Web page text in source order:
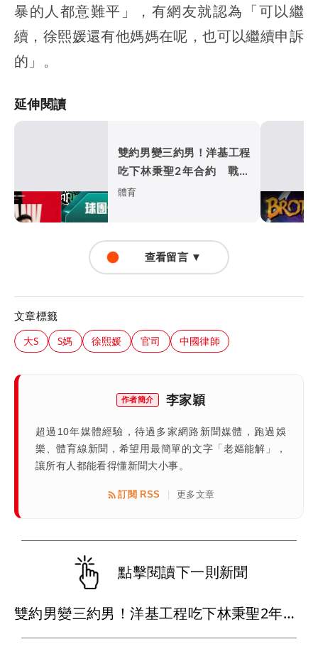
暴的人都意難平」，有網友就認為「可以繼
續，徐熙媛還有他媽媽在呢，也可以繼續申訴
的」。
延伸閱讀
雙約男變三約男！洋基工程
吃下林秉聖2年合約 戰神
超暖背官司又送球員
體育
查看留言 ▼
文章標籤
大S S媽 徐熙媛 官司 中國律師
作者簡介 李家穎
超過10年媒體經驗，待過多家網路新聞媒體，跑過娛
樂、體育線新聞，希望用最簡單的文字「老嫗能解」，
讓所有人都能看得懂新聞大小事。
訂閱 RSS 更多文章
點擊閱讀下一則新聞
雙約男變三約男！洋基工程吃下林秉聖2年合約 戰神超暖背官司又送球員